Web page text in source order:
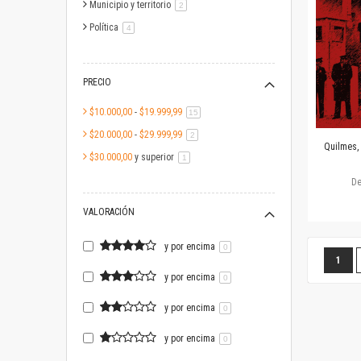
Estás
1
Municipio y territorio 2artículo
Política 4
PRECIO
$10.000,00 - $19.999,99 15
$20.000,00 - $29.999,99 2artículo
$30.000,00 y superior 1
VALORACIÓN
y por encima 0
y por encima 0
y por encima 0
y por encima 0